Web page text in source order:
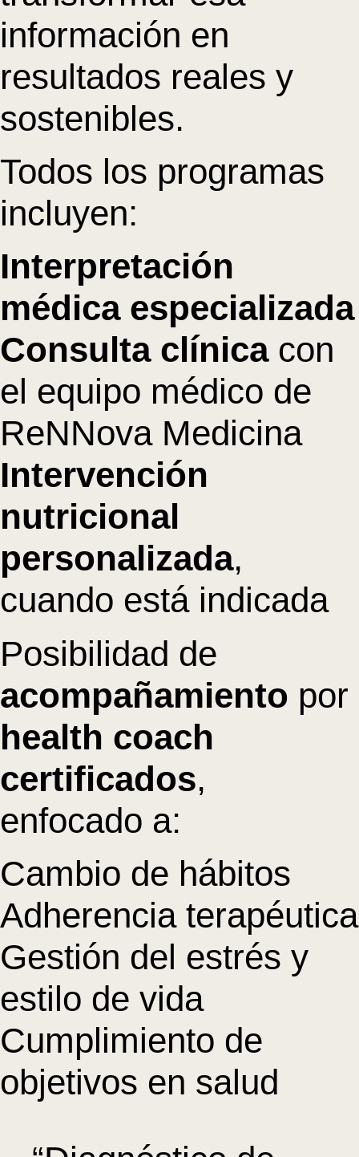
información en
resultados reales y
sostenibles.
Todos los programas
incluyen:
Interpretación
médica especializada
Consulta clínicacon
el equipo médico de
ReNNova Medicina
Intervención
nutricional
personalizada,
cuando está indicada
Posibilidad de
acompañamiento por
health coach
certificados,
enfocado a:
Cambio de hábitos
Adherencia terapéutica
Gestión del estrés y
estilo de vida
Cumplimiento de
objetivos en salud